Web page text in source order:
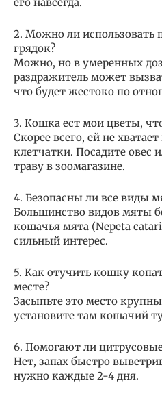
2. Можно ли использовать
грядок?
Можно, но в умеренных
раздражитель может
что будет жестоко по
3. Кошка ест мои цветы,
Скорее всего, ей не
клетчатки. Посадите овес
траву в зоомагазине.
4. Безопасны ли все виды
Большинство видов мяты
кошачья мята (Nepeta
сильный интерес.
5. Как отучить кошку
месте?
Засыпьте это место
установите там кошачий
6. Помогают ли
Нет, запах быстро
нужно каждые 2-4 дня.